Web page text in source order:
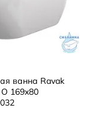
ванна Ravak
169x80